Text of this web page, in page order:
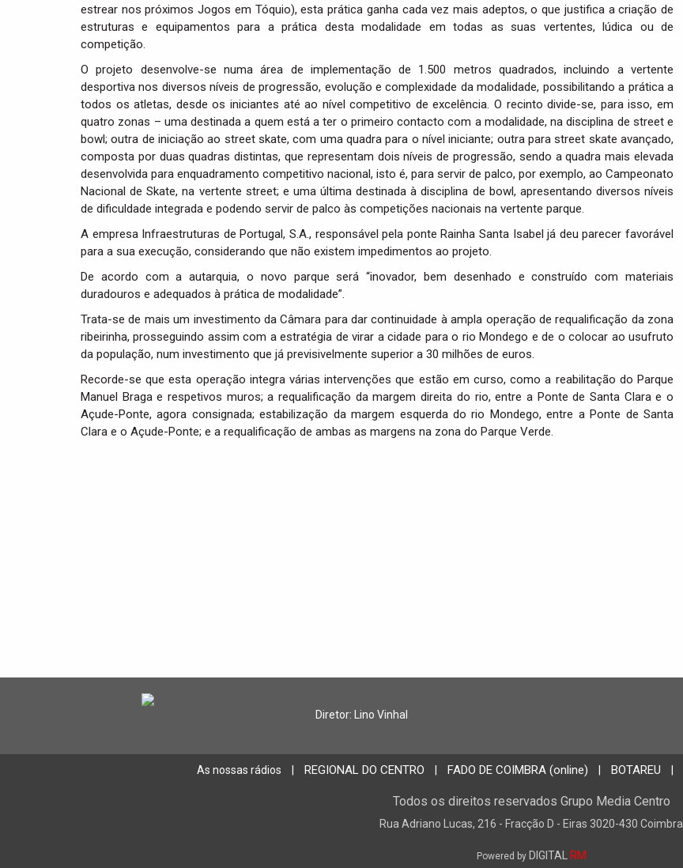
estrear nos próximos Jogos em Tóquio), esta prática ganha cada vez mais adeptos, o que justifica a criação de
estruturas e equipamentos para a prática desta modalidade em todas as suas vertentes, lúdica ou de
competição.
O projeto desenvolve-se numa área de implementação de 1.500 metros quadrados, incluindo a vertente
desportiva nos diversos níveis de progressão, evolução e complexidade da modalidade, possibilitando a prática a
todos os atletas, desde os iniciantes até ao nível competitivo de excelência. O recinto divide-se, para isso, em
quatro zonas – uma destinada a quem está a ter o primeiro contacto com a modalidade, na disciplina de street e
bowl; outra de iniciação ao street skate, com uma quadra para o nível iniciante; outra para street skate avançado,
composta por duas quadras distintas, que representam dois níveis de progressão, sendo a quadra mais elevada
desenvolvida para enquadramento competitivo nacional, isto é, para servir de palco, por exemplo, ao Campeonato
Nacional de Skate, na vertente street; e uma última destinada à disciplina de bowl, apresentando diversos níveis
de dificuldade integrada e podendo servir de palco às competições nacionais na vertente parque.
A empresa Infraestruturas de Portugal, S.A., responsável pela ponte Rainha Santa Isabel já deu parecer favorável
para a sua execução, considerando que não existem impedimentos ao projeto.
De acordo com a autarquia, o novo parque será “inovador, bem desenhado e construído com materiais
duradouros e adequados à prática de modalidade”.
Trata-se de mais um investimento da Câmara para dar continuidade à ampla operação de requalificação da zona
ribeirinha, prosseguindo assim com a estratégia de virar a cidade para o rio Mondego e de o colocar ao usufruto
da população, num investimento que já previsivelmente superior a 30 milhões de euros.
Recorde-se que esta operação integra várias intervenções que estão em curso, como a reabilitação do Parque
Manuel Braga e respetivos muros; a requalificação da margem direita do rio, entre a Ponte de Santa Clara e o
Açude-Ponte, agora consignada; estabilização da margem esquerda do rio Mondego, entre a Ponte de Santa
Clara e o Açude-Ponte; e a requalificação de ambas as margens na zona do Parque Verde.
Diretor: Lino Vinhal
As nossas rádios | REGIONAL DO CENTRO | FADO DE COIMBRA (online) | BOTAREU |
Todos os direitos reservados Grupo Media Centro
Rua Adriano Lucas, 216 - Fracção D - Eiras 3020-430 Coimbra
Powered byDIGITAL RM